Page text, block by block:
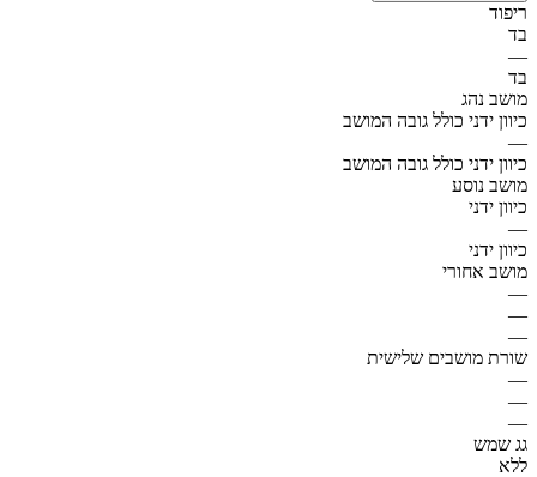
ריפוד
בד
—
בד
מושב נהג
כיוון ידני כולל גובה המושב
—
כיוון ידני כולל גובה המושב
מושב נוסע
כיוון ידני
—
כיוון ידני
מושב אחורי
—
—
—
שורת מושבים שלישית
—
—
—
גג שמש
ללא